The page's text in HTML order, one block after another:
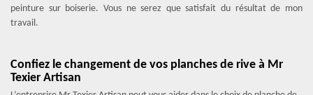
peinture sur boiserie. Vous ne serez que satisfait du résultat de mon
travail.
Confiez le changement de vos planches de rive à Mr
Texier Artisan